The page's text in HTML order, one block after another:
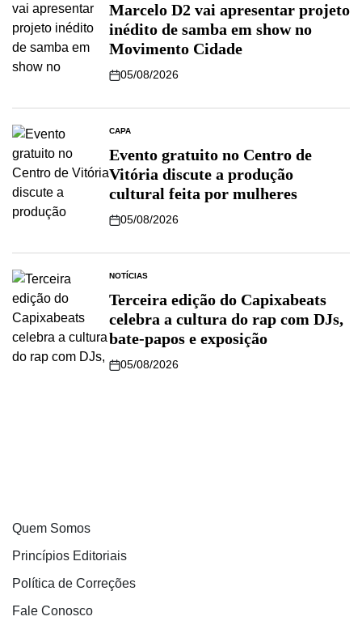
Marcelo D2 vai apresentar projeto
inédito de samba em show no
Movimento Cidade
05/08/2026
CAPA
Evento gratuito no Centro de
Vitória discute a produção
cultural feita por mulheres
05/08/2026
NOTÍCIAS
Terceira edição do Capixabeats
celebra a cultura do rap com DJs,
bate-papos e exposição
05/08/2026
Quem Somos
Princípios Editoriais
Política de Correções
Fale Conosco